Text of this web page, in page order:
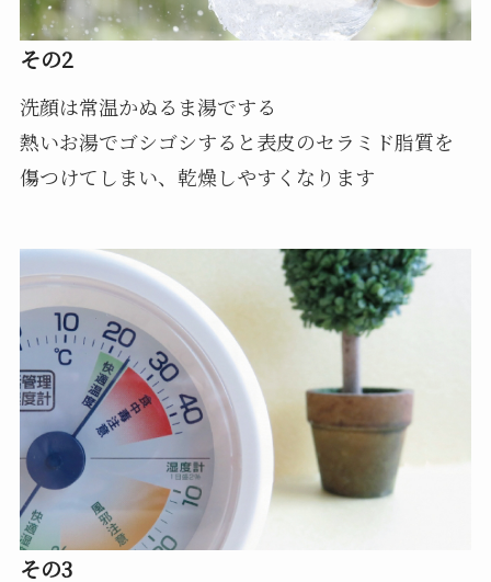
その2
洗顔は常温かぬるま湯でする
熱いお湯でゴシゴシすると表皮のセラミド脂質を
傷つけてしまい、乾燥しやすくなります
その3